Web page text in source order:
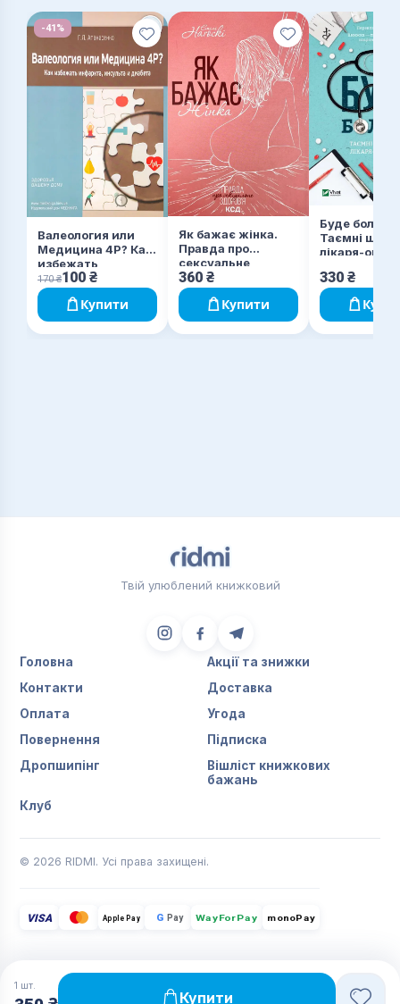
-41%
Валеология или
Медицина 4Р? Как
избежать
инфаркта,
инсульта и
диабета
170₴100 ₴
Купити
Як бажає жінка.
Правда про
сексуальне
здоров’я
360 ₴
Купити
Буде боляче.
Таємні
лікаря-
330 ₴
1 шт.
Купити
Твій улюблений книжковий
Головна
Акції та знижки
Контакти
Доставка
Оплата
Угода
Повернення
Підписка
Дропшипінг
Вішліст книжкових
бажань
Клуб
© 2026 RIDMI. Усі права захищені.
VISA Apple Pay G Pay WayForPay monoPay